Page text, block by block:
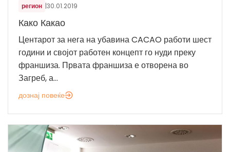
регион |30.01.2019
Како Какао
Центарот за нега на убавина CACAO работи шест
години и својот работен концепт го нуди преку
франшиза. Првата франшиза е отворена во
Загреб, а...
дознај повеќе